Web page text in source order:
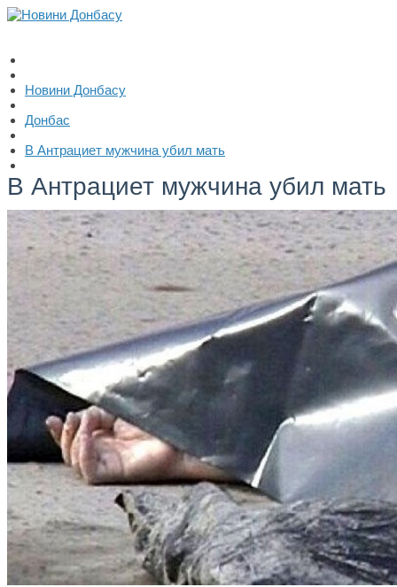
Новини Донбасу
Донбас
В Антрациет мужчина убил мать
В Антрациет мужчина убил мать